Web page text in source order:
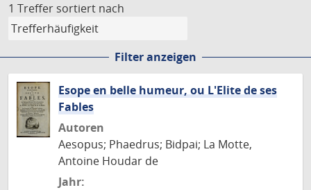
1 Treffer sortiert nach
Filter anzeigen
Esope en belle humeur, ou L'Elite de ses
Fables
Autoren
Aesopus; Phaedrus; Bidpai; La Motte,
Antoine Houdar de
Jahr: